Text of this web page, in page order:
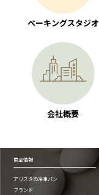
ベーキングスタジオ
会社概要
商品情報
アリスタの冷凍パン
ブランド